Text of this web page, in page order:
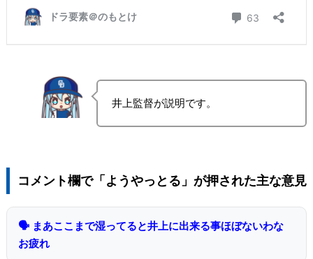
井上監督が説明です。
コメント欄で「ようやっとる」が押された主な意見
🗣 まあここまで湿ってると井上に出来る事ほぼないわな
お疲れ